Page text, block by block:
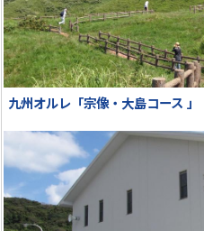
九州オルレ「宗像・大島コース 」